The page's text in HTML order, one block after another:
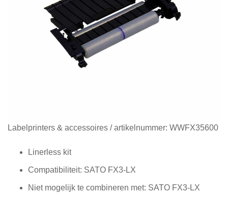
Labelprinters & accessoires / artikelnummer: WWFX35600
Linerless kit
Compatibiliteit: SATO FX3-LX
Niet mogelijk te combineren met: SATO FX3-LX
Ga
van
afbeeldingen-